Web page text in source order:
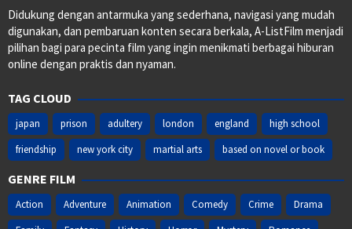
Didukung dengan antarmuka yang sederhana, navigasi yang mudah
digunakan, dan pembaruan konten secara berkala, A-ListFilm menjadi
pilihan bagi para pecinta film yang ingin menikmati berbagai hiburan
online dengan praktis dan nyaman.
TAG CLOUD
japan prison adultery london england
high school
friendship
new york city martial arts based on novel or book
GENRE FILM
Action Adventure Animation Comedy Crime
Drama